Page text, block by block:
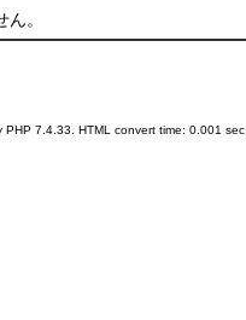
。
PHP 7.4.33. HTML convert time: 0.001 sec.